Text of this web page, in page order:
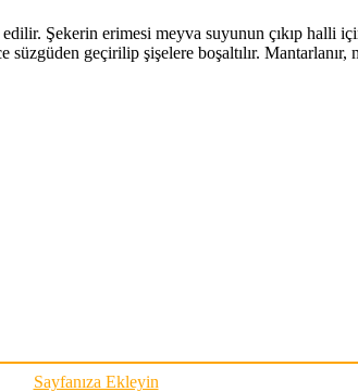
Şekerin erimesi meyva suyunun çıkıp halli
geçirilip şişelere boşaltılır. Mantarlanır,
Sayfanıza Ekleyin